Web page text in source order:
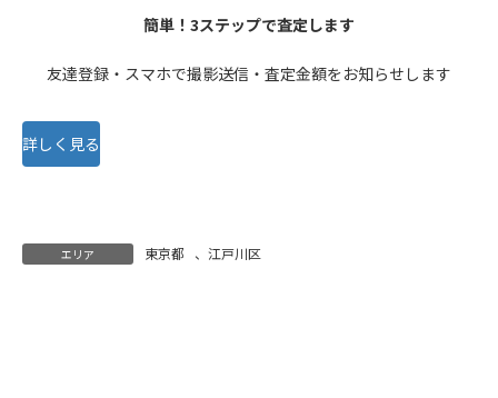
簡単！3ステップで査定します
友達登録・スマホで撮影送信・査定金額をお知らせします
詳しく見る
エリア 東京都 、江戸川区